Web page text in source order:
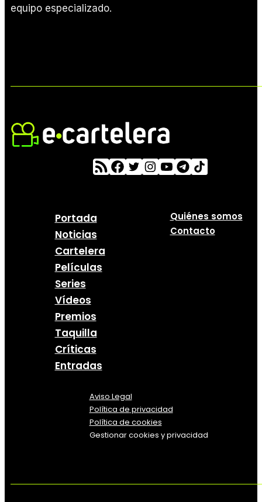
equipo especializado.
Portada
Noticias
Cartelera
Películas
Series
Vídeos
Premios
Taquilla
Críticas
Entradas
Quiénes somos
Contacto
Aviso Legal
Política de privacidad
Política de cookies
Gestionar cookies y privacidad